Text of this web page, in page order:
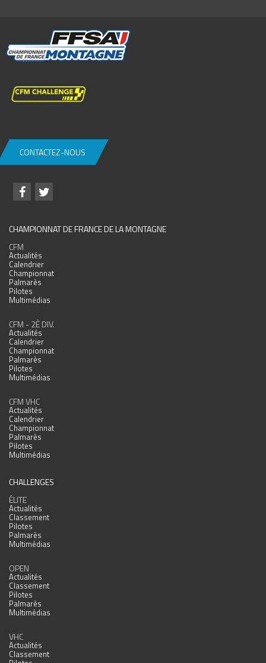
CONTACTEZ-NOUS
CHAMPIONNAT DE FRANCE DE LA MONTAGNE
CFM
Actualités
Calendrier
Championnat
Palmarès
Pilotes
Multimédias
CFM - 2È DIV.
Actualités
Calendrier
Championnat
Palmarès
Pilotes
Multimédias
CFM VHC
Actualités
Calendrier
Championnat
Palmarès
Pilotes
Multimédias
CHALLENGES
ÉLITE
Actualités
Classement
Pilotes
Palmarès
Multimédias
OPEN
Actualités
Classement
Pilotes
Palmarès
Multimédias
VHC
Actualités
Classement